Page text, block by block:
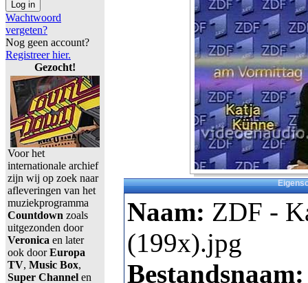
Wachtwoord
vergeten?
Nog geen account?
Registreer hier.
Gezocht!
Voor het
internationale archief
zijn wij op zoek naar
afleveringen van het
muziekprogramma
Countdown zoals
uitgezonden door
Veronica en later
ook doorEuropa
TV, Music Box,
Super Channel en
Naam: ZDF -
(199x).jpg